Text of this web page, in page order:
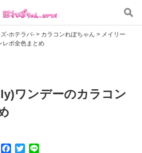
-ホテラバ- > カラコンれぽちゃん > メイリー
レポ全色まとめ
ワンデーのカラコン
Facebook
Twitter